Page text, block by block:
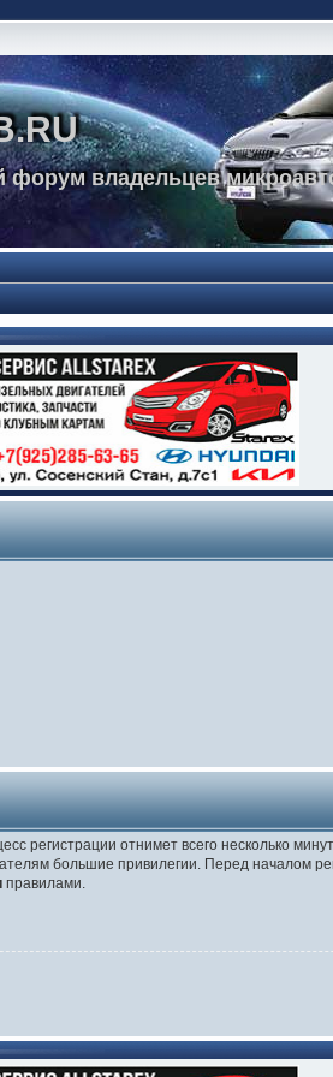
форум владельцев
регистрации отнимет всего несколько
большие привилегии. Перед началом
правилами.